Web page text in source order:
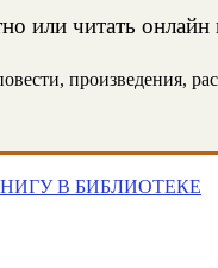
или читать
произведения,
В БИБЛИОТЕКЕ